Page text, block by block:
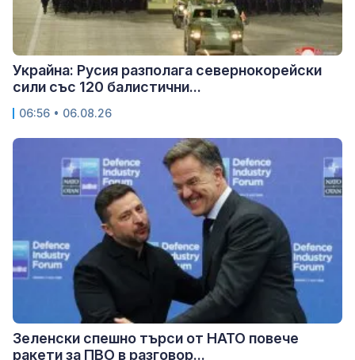
Украйна: Русия разполага севернокорейски
сили със 120 балистични...
06:56 • 06.08.26
Зеленски спешно търси от НАТО повече
ракети за ПВО в разговор...